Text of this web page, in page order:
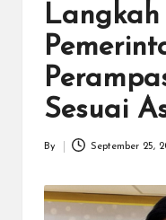
MSesuai
Posted
By September 25,